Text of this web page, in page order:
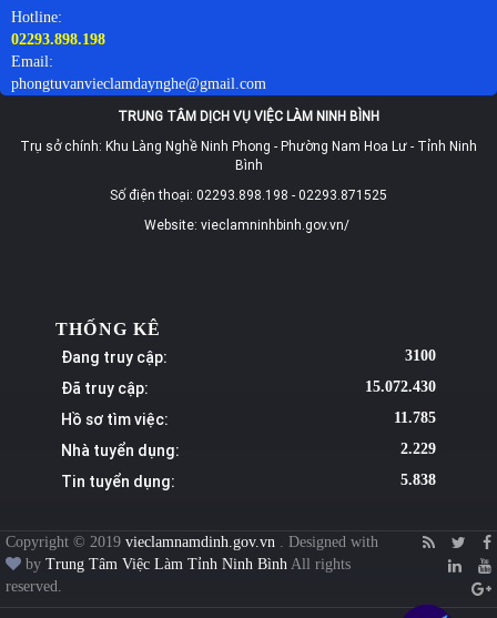
Hotline:
02293.898.198
Email:
phongtuvanvieclamdaynghe@gmail.com
TRUNG TÂM DỊCH VỤ VIỆC LÀM NINH BÌNH
Trụ sở chính: Khu Làng Nghề Ninh Phong - Phường Nam Hoa Lư - Tỉnh Ninh
Bình
Số điện thoại: 02293.898.198 - 02293.871525
Website: vieclamninhbinh.gov.vn/
THỐNG KÊ
Đang truy cập: 3100
Đã truy cập: 15.072.430
Hồ sơ tìm việc: 11.785
Nhà tuyển dụng: 2.229
Tin tuyển dụng: 5.838
Copyright © 2019 vieclamnamdinh.gov.vn
. Designed with
by Trung Tâm Việc Làm Tỉnh Ninh Bình All rights
reserved.